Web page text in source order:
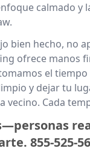
calmado y
bien hecho, no
ofrece manos
el tiempo
y dejar tu
vecino. Cada
855-525-